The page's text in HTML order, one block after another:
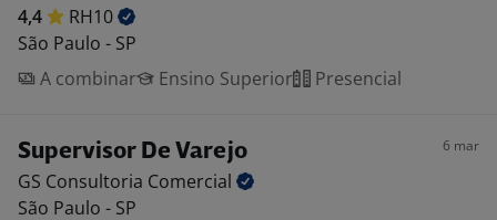
4,4
RH10
São Paulo - SP
A combinar
Ensino Superior Presencial
Supervisor De Varejo 6 mar
GS Consultoria Comercial
São Paulo - SP